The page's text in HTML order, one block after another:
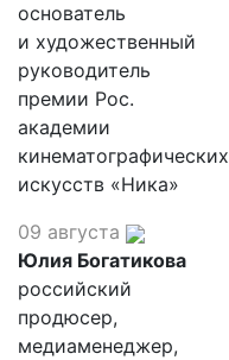
основатель
и художественный
руководитель
премии Рос.
академии
кинематографических
искусств «Ника»
09 августа
Юлия Богатикова
российский
продюсер,
медиаменеджер,